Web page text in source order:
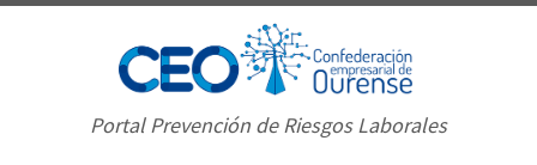
Portal Prevención de Riesgos Laborales